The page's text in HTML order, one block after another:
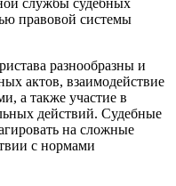
правовой системы
разнообразны и
актов, взаимодействие
а также участие в
действий. Судебные
на сложные
с нормами